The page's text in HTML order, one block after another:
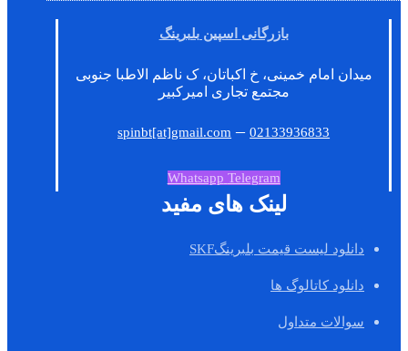
بازرگانی اسپین بلبرینگ
میدان امام خمینی، خ اکباتان، ک ناظم الاطبا جنوبی
مجتمع تجاری امیرکبیر
spinbt[at]gmail.com –02133936833
Whatsapp Telegram
لینک های مفید
دانلود لیست قیمت بلبرینگSKF
دانلود کاتالوگ ها
سوالات متداول